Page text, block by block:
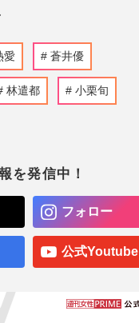
愛 蒼井優
林遣都 小栗旬
を発信中！
フォロー
公式Youtube